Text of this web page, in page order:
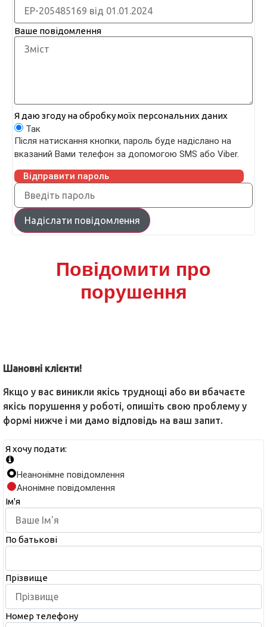
Ваше повідомлення
Я даю згоду на обробку моїх персональних даних
Так
Після натискання кнопки, пароль буде надіслано на
вказаний Вами телефон за допомогою SMS або Viber.
Відправити пароль
Надіслати повідомлення
Повідомити про
порушення
Шановні клієнти!
Якщо у вас виникли якісь труднощі або ви вбачаєте
якісь порушення у роботі, опишіть свою проблему у
формі нижче і ми дамо відповідь на ваш запит.
Я хочу подати:
Неанонімне повідомлення
Анонімне повідомлення
Ім'я
По батькові
Прізвище
Номер телефону